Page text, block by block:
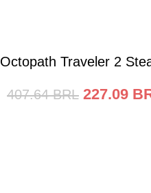
Octopath Traveler 2
407.64 BRL 227.09